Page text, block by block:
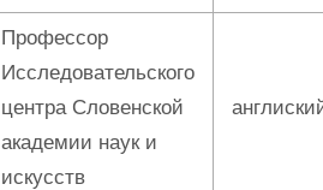
Профессор
Исследовательского
центра Словенской
академии наук и
искусств